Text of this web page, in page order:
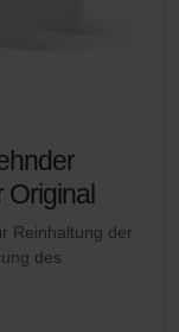
Reinhaltung der
des